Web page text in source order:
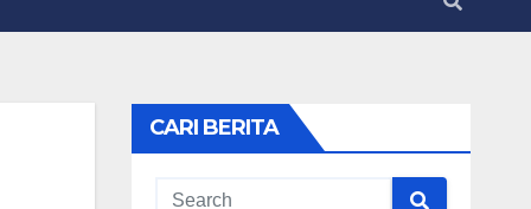
CARI BERITA